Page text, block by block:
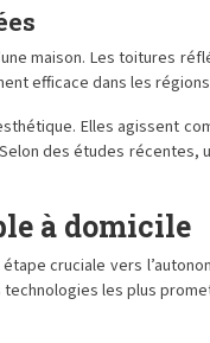
maison. Les toitures
efficace dans les
Elles agissent
des études
à domicile
cruciale vers
les plus